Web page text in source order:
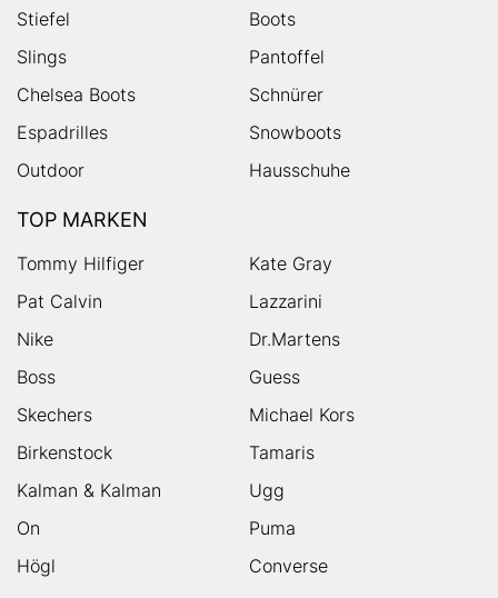
Stiefel
Boots
Slings
Pantoffel
Chelsea Boots
Schnürer
Espadrilles
Snowboots
Outdoor
Hausschuhe
TOP MARKEN
Tommy Hilfiger
Kate Gray
Pat Calvin
Lazzarini
Nike
Dr.Martens
Boss
Guess
Skechers
Michael Kors
Birkenstock
Tamaris
Kalman & Kalman
Ugg
On
Puma
Högl
Converse